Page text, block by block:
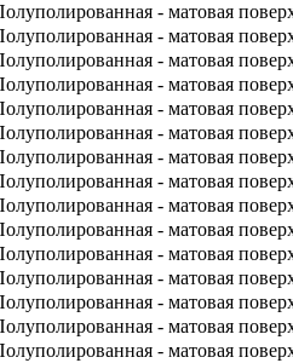
- матовая
- матовая
- матовая
- матовая
- матовая
- матовая
- матовая
- матовая
- матовая
- матовая
- матовая
- матовая
- матовая
- матовая
- матовая